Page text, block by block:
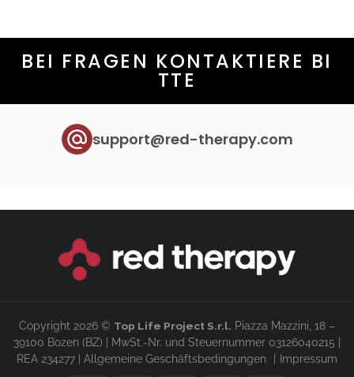
BEI FRAGEN KONTAKTIERE BI
TTE
support@red-therapy.com
Copyright 2026 © Top Life Project S.r.l. Piazza Mazzini, 18 –
39100 Bozen (BZ) | MwSt.-Nr. und Steuernummer 03126040215 |
REA 234277 | Allgemeine Geschäftsbedingungen Impressum